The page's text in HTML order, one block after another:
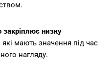
низку
які мають значення під час
нагляду.